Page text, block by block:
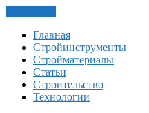
Главная
Стройинструменты
Стройматериалы
Статьи
Строительство
Технологии